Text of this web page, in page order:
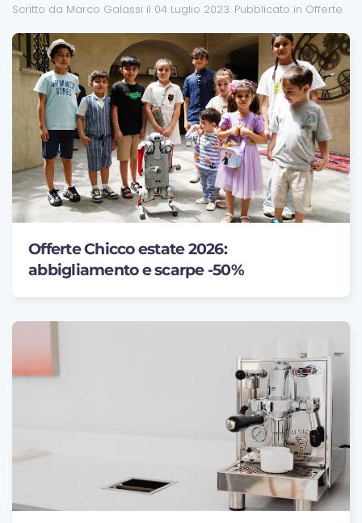
Scritto da Marco Galassi il 04 Luglio 2023. Pubblicato in Offerte.
Offerte Chicco estate 2026:
abbigliamento e scarpe -50%